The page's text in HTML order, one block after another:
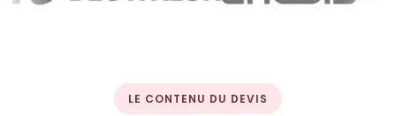
LE CONTENU DU DEVIS